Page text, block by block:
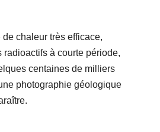
chaleur très efficace,
radioactifs à courte période,
centaines de milliers
photographie géologique